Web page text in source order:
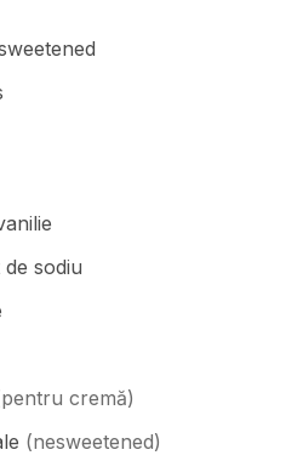
sodiu
pentru cremă)
(nesweetened)